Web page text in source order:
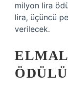
milyon lira
lira, üçüncü
verilecek.